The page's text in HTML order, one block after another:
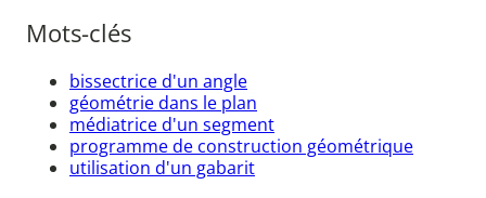
Mots-clés
bissectrice d'un angle
géométrie dans le plan
médiatrice d'un segment
programme de construction géométrique
utilisation d'un gabarit